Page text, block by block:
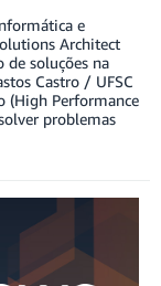
e
Architect
de soluções na
Castro / UFSC
(High Performance
problemas